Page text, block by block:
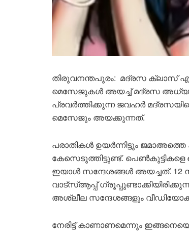
തിരുവനന്തപുരം: മദ്രസ ക്ലാസ്
മെസേജുകൾ അയച്ച് മദ്രസ
പ്രവർത്തിക്കുന്ന ജവഹർ
മെസേജും അയക്കുന്നത്.
പരാതികൾ ഉയർന്നിട്ടും
കേസെടുത്തിട്ടുണ്ട്.
ഇയാൾ സന്ദേശങ്ങൾ അയച്ചത്. 12
വാട്സ്ആപ്പ്
അശ്ലീല സന്ദേശങ്ങളും
നേരിട്ട് കാണാണമെന്നും